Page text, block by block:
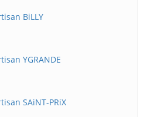
BiLLY
YGRANDE
SAiNT-PRiX